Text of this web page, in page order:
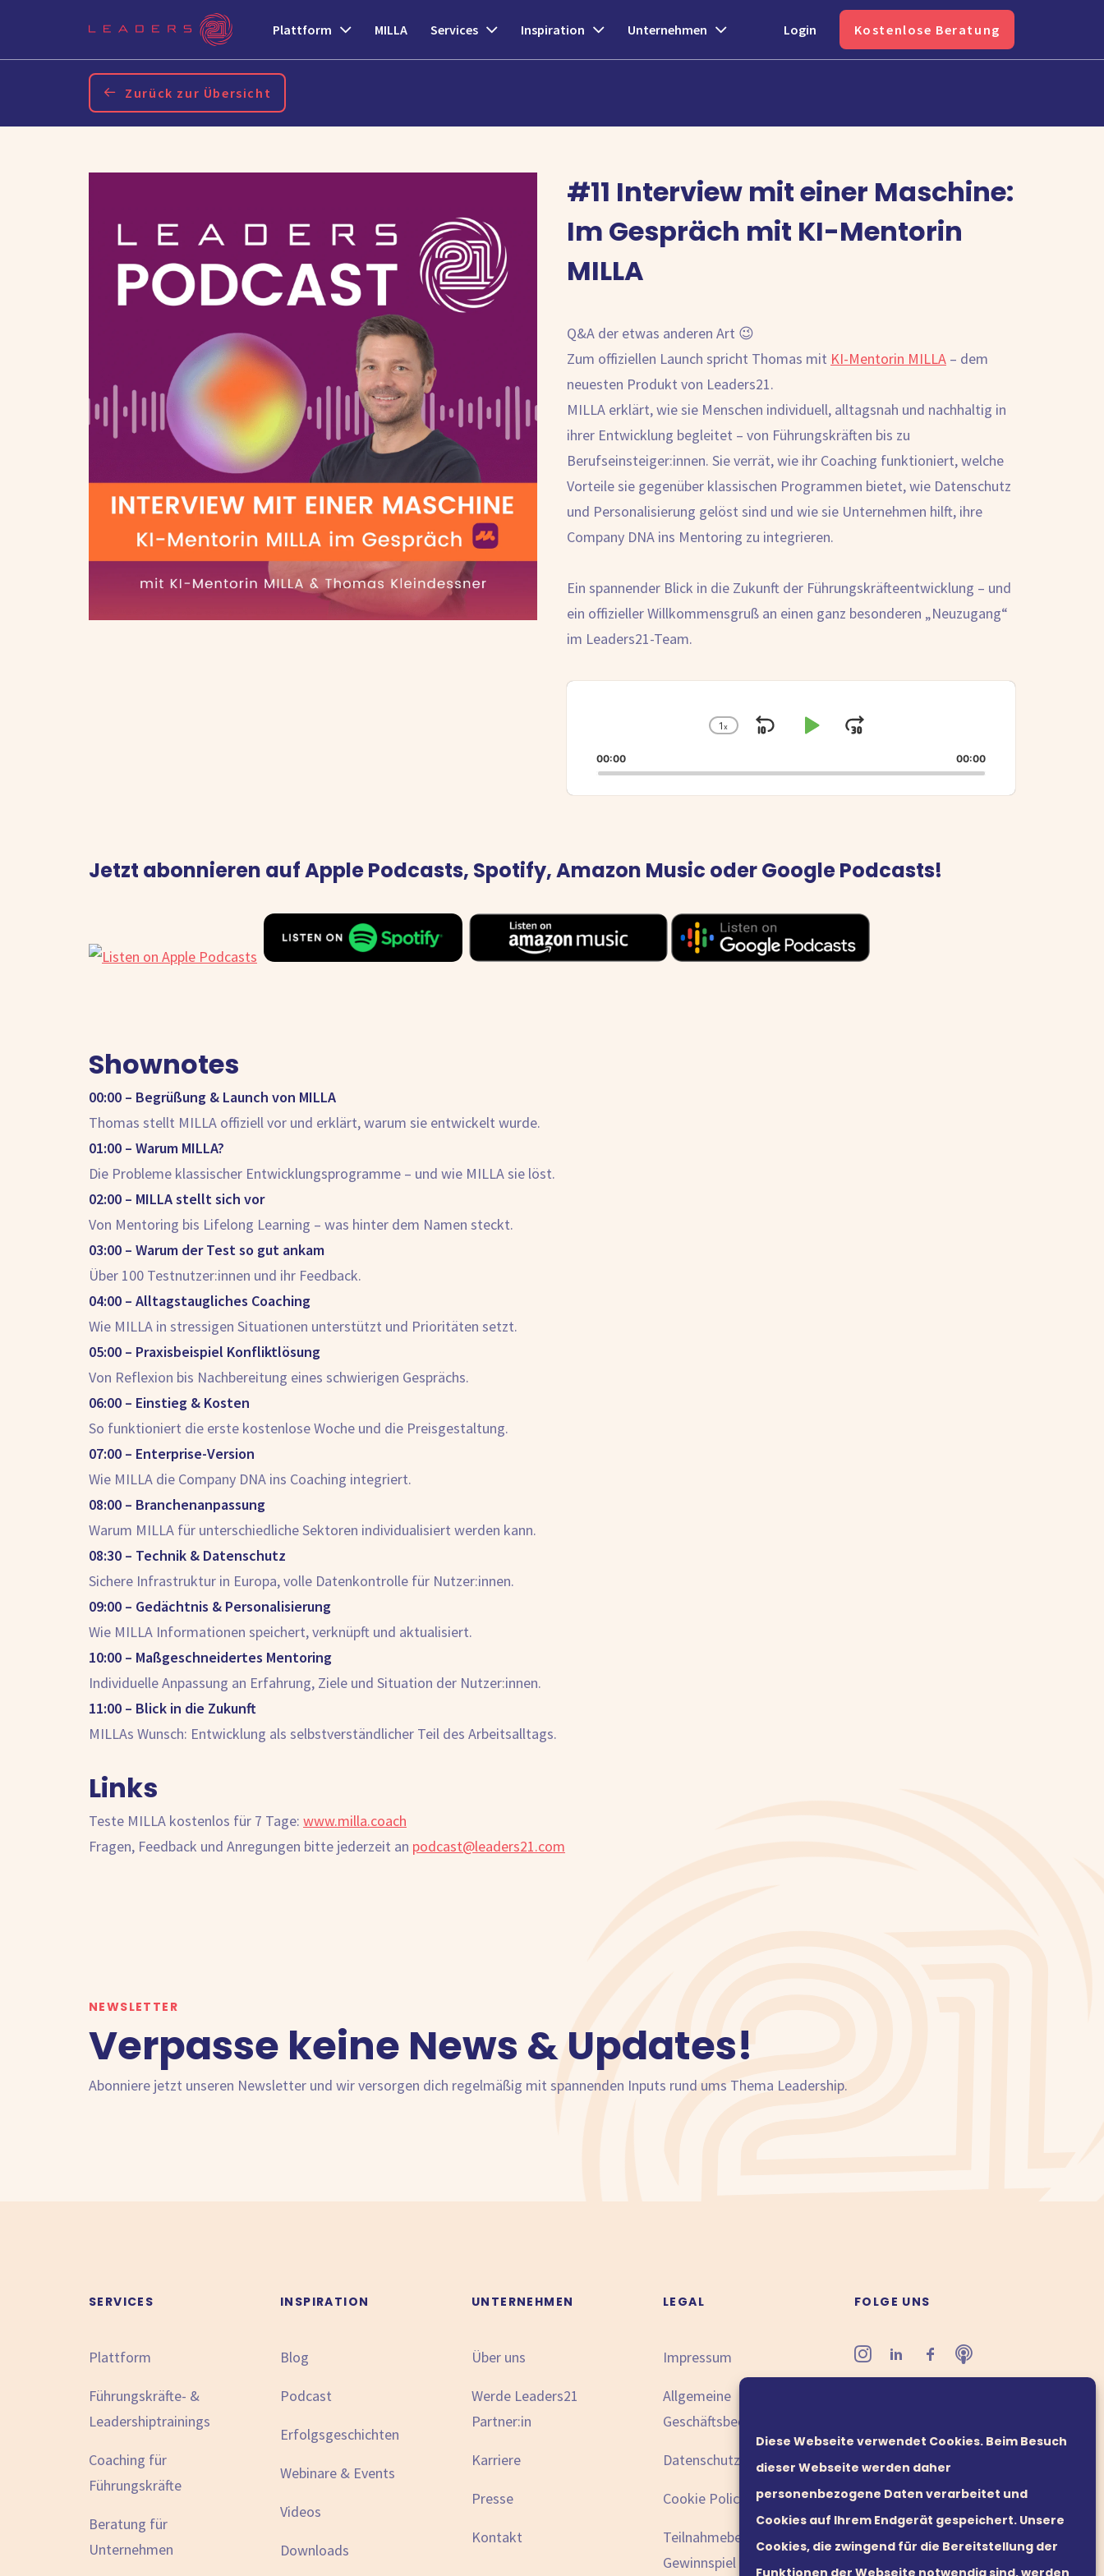
Diese Webseite verwendet Cookies. Beim Besuch
dieser Webseite werden daher
personenbezogene Daten verarbeitet und
Cookies auf Ihrem Endgerät gespeichert. Unsere
Cookies, die zwingend für die Bereitstellung der
Funktionen der Webseite notwendig sind, werden
Plattform MILLA Services Inspiration Unternehmen Login Kostenlose Beratung
Zurück zur Übersicht
#11 Interview mit einer Maschine:
Im Gespräch mit KI-Mentorin
MILLA
Q&A der etwas anderen Art 😉
Zum offiziellen Launch spricht Thomas mit KI-Mentorin MILLA – dem
neuesten Produkt von Leaders21.
MILLA erklärt, wie sie Menschen individuell, alltagsnah und nachhaltig in
ihrer Entwicklung begleitet – von Führungskräften bis zu
Berufseinsteiger:innen. Sie verrät, wie ihr Coaching funktioniert, welche
Vorteile sie gegenüber klassischen Programmen bietet, wie Datenschutz
und Personalisierung gelöst sind und wie sie Unternehmen hilft, ihre
Company DNA ins Mentoring zu integrieren.
Ein spannender Blick in die Zukunft der Führungskräfteentwicklung – und
ein offizieller Willkommensgruß an einen ganz besonderen „Neuzugang“
im Leaders21-Team.
Change
1x
SkipPlayJump
00:00 00:00
Jetzt abonnieren auf Apple Podcasts, Spotify, Amazon Music oder Google Podcasts!
Shownotes
00:00 – Begrüßung & Launch von MILLA
Thomas stellt MILLA offiziell vor und erklärt, warum sie entwickelt wurde.
01:00 – Warum MILLA?
Die Probleme klassischer Entwicklungsprogramme – und wie MILLA sie löst.
02:00 – MILLA stellt sich vor
Von Mentoring bis Lifelong Learning – was hinter dem Namen steckt.
03:00 – Warum der Test so gut ankam
Über 100 Testnutzer:innen und ihr Feedback.
04:00 – Alltagstaugliches Coaching
Wie MILLA in stressigen Situationen unterstützt und Prioritäten setzt.
05:00 – Praxisbeispiel Konfliktlösung
Von Reflexion bis Nachbereitung eines schwierigen Gesprächs.
06:00 – Einstieg & Kosten
So funktioniert die erste kostenlose Woche und die Preisgestaltung.
07:00 – Enterprise-Version
Wie MILLA die Company DNA ins Coaching integriert.
08:00 – Branchenanpassung
Warum MILLA für unterschiedliche Sektoren individualisiert werden kann.
08:30 – Technik & Datenschutz
Sichere Infrastruktur in Europa, volle Datenkontrolle für Nutzer:innen.
09:00 – Gedächtnis & Personalisierung
Wie MILLA Informationen speichert, verknüpft und aktualisiert.
10:00 – Maßgeschneidertes Mentoring
Individuelle Anpassung an Erfahrung, Ziele und Situation der Nutzer:innen.
11:00 – Blick in die Zukunft
MILLAs Wunsch: Entwicklung als selbstverständlicher Teil des Arbeitsalltags.
Links
Teste MILLA kostenlos für 7 Tage: www.milla.coach
Fragen, Feedback und Anregungen bitte jederzeit an podcast@leaders21.com
NEWSLETTER
Verpasse keine News & Updates!
Abonniere jetzt unseren Newsletter und wir versorgen dich regelmäßig mit spannenden Inputs rund ums Thema Leadership.
SERVICES
Plattform
Führungskräfte- &
Leadershiptrainings
Coaching für
Führungskräfte
Beratung für
Unternehmen
INSPIRATION
Blog
Podcast
Erfolgsgeschichten
Webinare & Events
Videos
Downloads
UNTERNEHMEN
Über uns
Werde Leaders21
Partner:in
Karriere
Presse
Kontakt
LEGAL
Impressum
Allgemeine
Geschäftsbedingungen
Datenschutzinformation
Cookie Policy
Teilnahmebedingungen
Gewinnspiel
FOLGE UNS